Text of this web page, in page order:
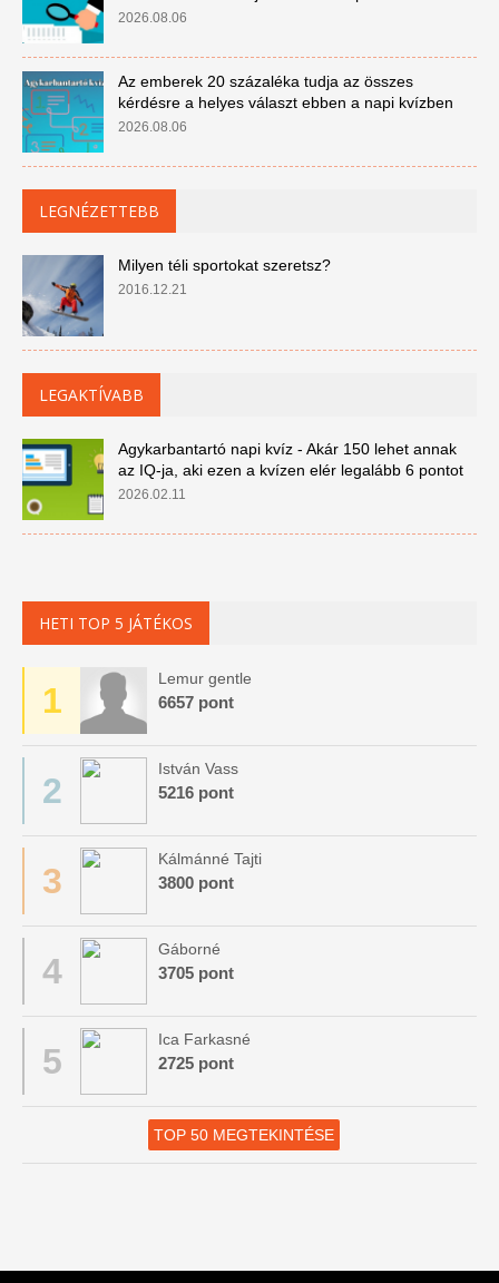
2026.08.06
Az emberek 20 százaléka tudja az összes
kérdésre a helyes választ ebben a napi kvízben
2026.08.06
LEGNÉZETTEBB
Milyen téli sportokat szeretsz?
2016.12.21
LEGAKTÍVABB
Agykarbantartó napi kvíz - Akár 150 lehet annak
az IQ-ja, aki ezen a kvízen elér legalább 6 pontot
2026.02.11
HETI TOP 5 JÁTÉKOS
1
Lemur gentle
6657 pont
2
István Vass
5216 pont
3
Kálmánné Tajti
3800 pont
4
Gáborné
3705 pont
5
Ica Farkasné
2725 pont
TOP 50 MEGTEKINTÉSE